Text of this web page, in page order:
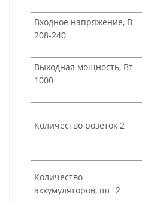
Входное напряжение, В
208-240
Выходная мощность, Вт
1000
Количество розеток 2
Количество
аккумуляторов, шт 2